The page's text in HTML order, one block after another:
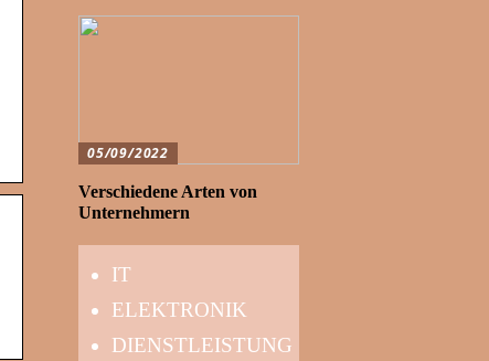
05/09/2022
Verschiedene Arten von
Unternehmern
IT
ELEKTRONIK
DIENSTLEISTUNG